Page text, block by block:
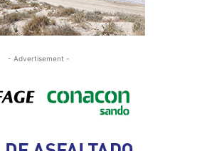
- Advertisement -